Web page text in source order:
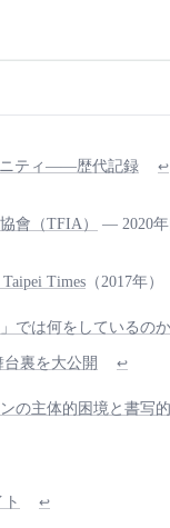
ティ——歴代記録 ↩
會（TFIA） — 2020
Times （2017年）
」では何をしているの
裏を大公開 ↩
の主体的困境と書
↩